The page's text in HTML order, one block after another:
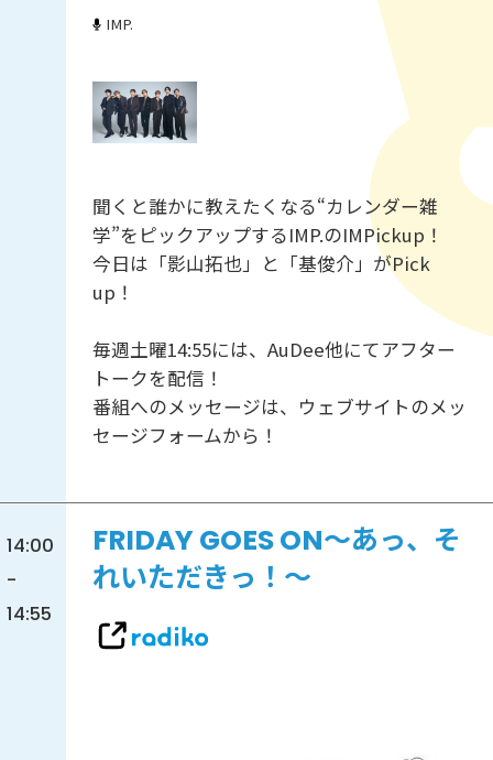
IMP.
聞くと誰かに教えたくなる“カレンダー雑
学”をピックアップするIMP.のIMPickup！
今日は「影山拓也」と「基俊介」がPick
up！
毎週土曜14:55には、AuDee他にてアフター
トークを配信！
番組へのメッセージは、ウェブサイトのメッ
セージフォームから！
14:00
-
14:55
FRIDAY GOES ON～あっ、そ
れいただきっ！～